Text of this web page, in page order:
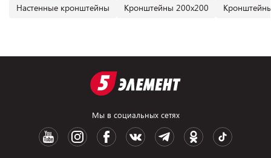
Настенные кронштейны Кронштейны 200х200
Мы в социальных сетях